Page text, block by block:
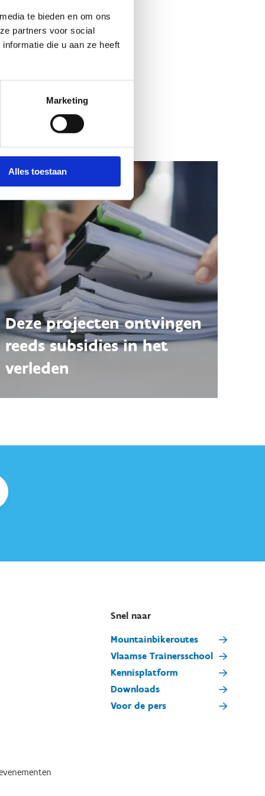
te bieden en om ons
partners voor social
die u aan ze heeft
Marketing
Alles toestaan
Deze projecten ontvingen
reeds subsidies in het
verleden
Snel naar
Mountainbikeroutes
Vlaamse Trainersschool
Kennisplatform
Downloads
Voor de pers